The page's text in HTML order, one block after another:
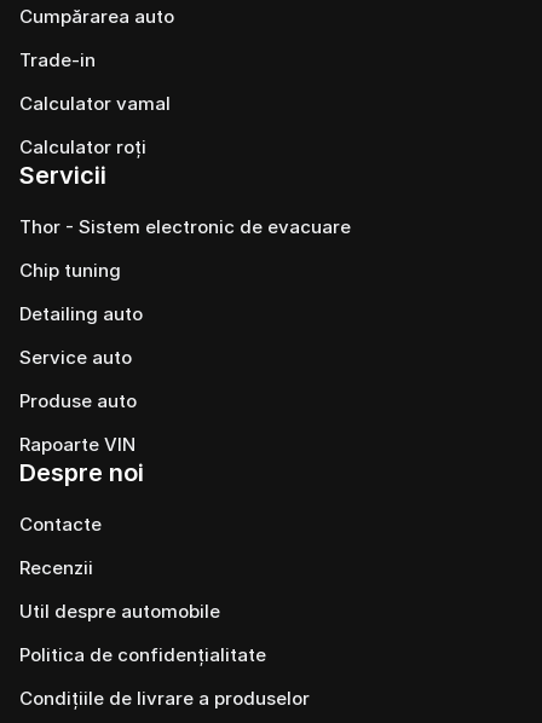
Cumpărarea auto
Trade-in
Calculator vamal
Calculator roți
Servicii
Thor - Sistem electronic de evacuare
Chip tuning
Detailing auto
Service auto
Produse auto
Rapoarte VIN
Despre noi
Contacte
Recenzii
Util despre automobile
Politica de confidențialitate
Condițiile de livrare a produselor